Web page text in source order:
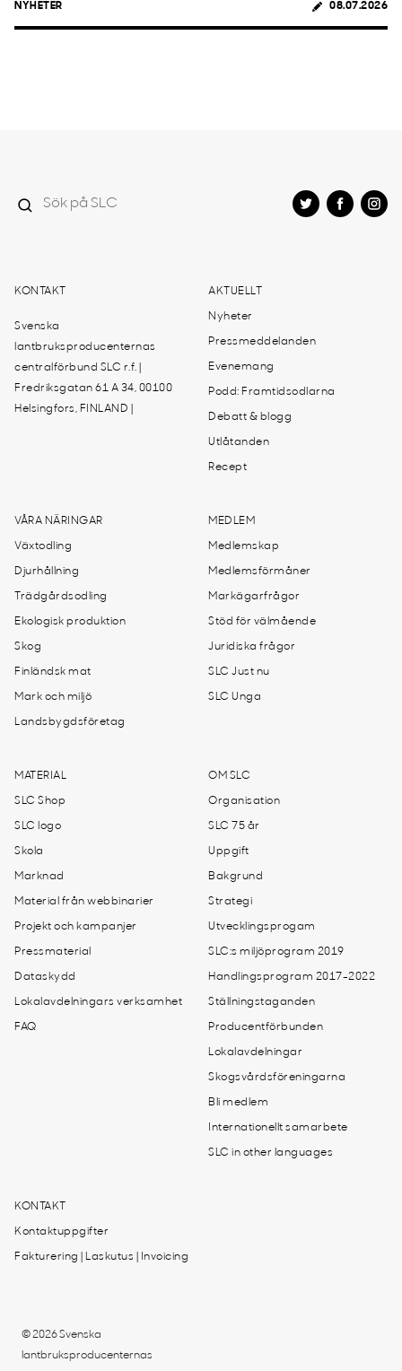
NYHETER 08.07.2026
KONTAKT
Svenska
lantbruksproducenternas
centralförbund SLC r.f. |
Fredriksgatan 61 A 34, 00100
Helsingfors, FINLAND |
AKTUELLT
Nyheter
Pressmeddelanden
Evenemang
Podd: Framtidsodlarna
Debatt & blogg
Utlåtanden
Recept
VÅRA NÄRINGAR
Växtodling
Djurhållning
Trädgårdsodling
Ekologisk produktion
Skog
Finländsk mat
Mark och miljö
Landsbygdsföretag
MEDLEM
Medlemskap
Medlemsförmåner
Markägarfrågor
Stöd för välmående
Juridiska frågor
SLC Just nu
SLC Unga
MATERIAL
SLC Shop
SLC logo
Skola
Marknad
Material från webbinarier
Projekt och kampanjer
Pressmaterial
Dataskydd
Lokalavdelningars verksamhet
FAQ
OM SLC
Organisation
SLC 75 år
Uppgift
Bakgrund
Strategi
Utvecklingsprogam
SLC:s miljöprogram 2019
Handlingsprogram 2017-2022
Ställningstaganden
Producentförbunden
Lokalavdelningar
Skogsvårdsföreningarna
Bli medlem
Internationellt samarbete
SLC in other languages
KONTAKT
Kontaktuppgifter
Fakturering | Laskutus | Invoicing
© 2026 Svenska
lantbruksproducenternas